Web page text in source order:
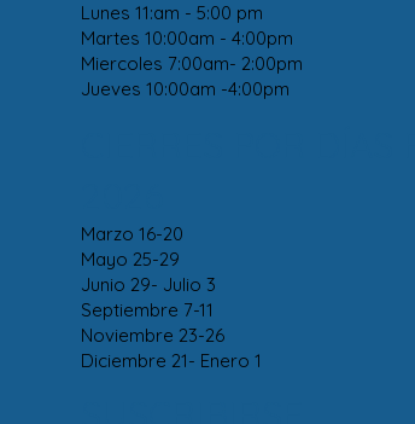
Lunes 11:am - 5:00 pm
Martes 10:00am - 4:00pm
Miercoles 7:00am- 2:00pm
Jueves 10:00am -4:00pm
Marzo 16-20
Mayo 25-29
Junio 29- Julio 3
Septiembre 7-11
Noviembre 23-26
Diciembre 21- Enero 1